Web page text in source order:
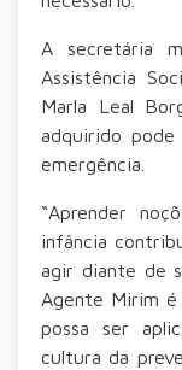
A secretária
Assistência
Marla Leal
adquirido
emergência.
“Aprender
infância
agir diante de
Agente Mirim
possa ser
cultura da